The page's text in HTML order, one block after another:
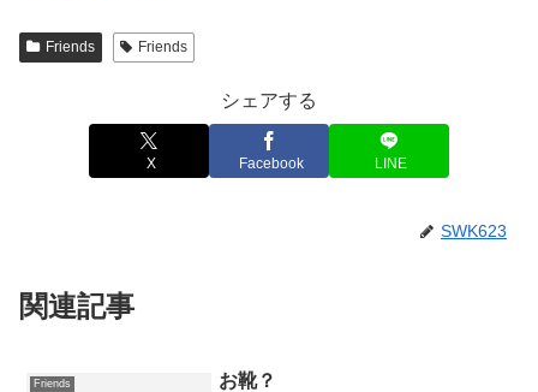
Friends Friends
シェアする
X Facebook LINE
SWK623
関連記事
Friends お靴？